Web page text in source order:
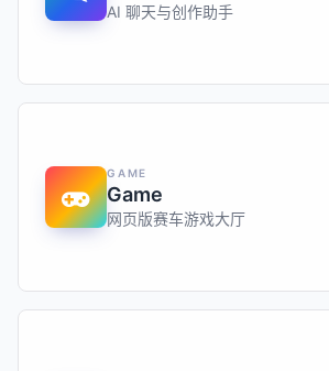
AI 聊天与创作助手
GAME
Game
网页版赛车游戏大厅